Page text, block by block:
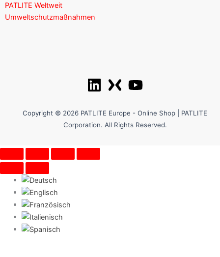
PATLITE Weltweit
Umweltschutzmaßnahmen
Copyright © 2026 PATLITE Europe - Online Shop | PATLITE
Corporation. All Rights Reserved.